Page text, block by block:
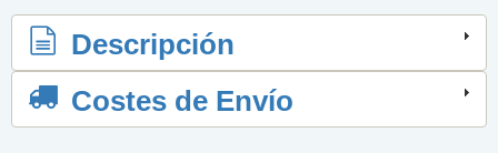
Descripción
Costes de Envío